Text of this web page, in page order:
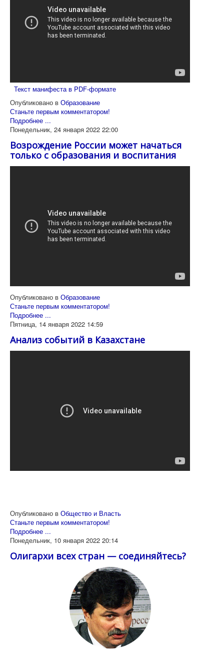
Текст манифеста в PDF-формате
Опубликовано в Образование
Станьте первым комментатором!
Подробнее ...
Понедельник, 24 января 2022 22:00
Возрождение России может начаться
только с образования и воспитания
Опубликовано в Образование
Станьте первым комментатором!
Подробнее ...
Пятница, 14 января 2022 14:59
Анализ событий в Казахстане
Опубликовано в Общество и Власть
Станьте первым комментатором!
Подробнее ...
Понедельник, 10 января 2022 20:14
Олигархи всех стран — соединяйтесь?